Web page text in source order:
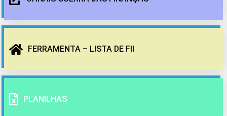
FERRAMENTA – LISTA DE FII
PLANILHAS